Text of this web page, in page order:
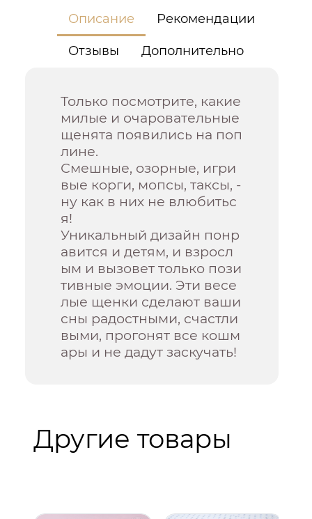
Описание Рекомендации
Отзывы Дополнительно
Только посмотрите, какие
милые и очаровательные
щенята появились на поп
лине.
Смешные, озорные, игри
вые корги, мопсы, таксы, -
ну как в них не влюбитьс
я!
Уникальный дизайн понр
авится и детям, и взросл
ым и вызовет только пози
тивные эмоции. Эти весе
лые щенки сделают ваши
сны радостными, счастли
выми, прогонят все кошм
ары и не дадут заскучать!
Другие товары